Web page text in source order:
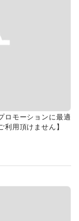
ロモーションに最適
用頂けません】